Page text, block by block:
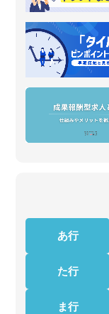
あ行
た行
ま行